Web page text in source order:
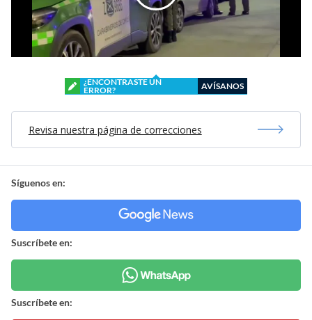
¿ENCONTRASTE UN
ERROR?
AVÍSANOS
Revisa nuestra página de correcciones
Síguenos en:
Suscríbete en:
Suscríbete en: